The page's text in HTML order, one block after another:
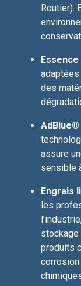
Routier).
Essence
adaptées
des
AdBlue®
assure
sensible
Engrais
les
stockage
produits